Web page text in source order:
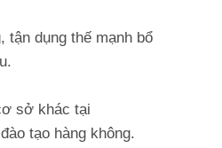
tận dụng thế mạnh bổ
sở khác tại
tạo hàng không.